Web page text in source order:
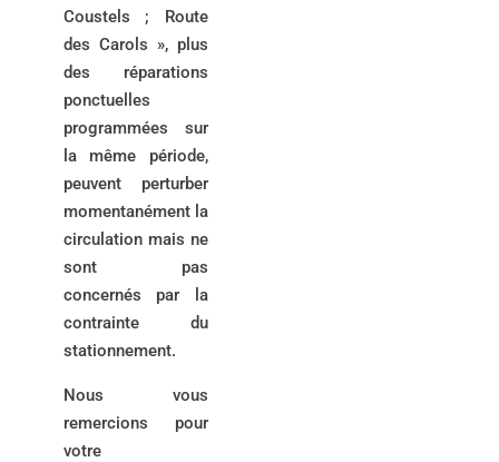
Coustels ; Route
des Carols », plus
des réparations
ponctuelles
programmées sur
la même période,
peuvent perturber
momentanément la
circulation mais ne
sont pas
concernés par la
contrainte du
stationnement.
Nous vous
remercions pour
votre